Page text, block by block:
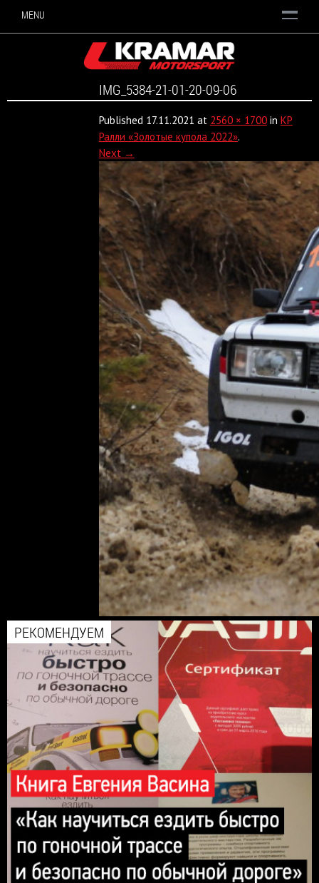
MENU
IMG_5384-21-01-20-09-06
Published 17.11.2021 at 2560 × 1700in КР
Ралли «Золотые купола 2022».
Next →
РЕКОМЕНДУЕМ